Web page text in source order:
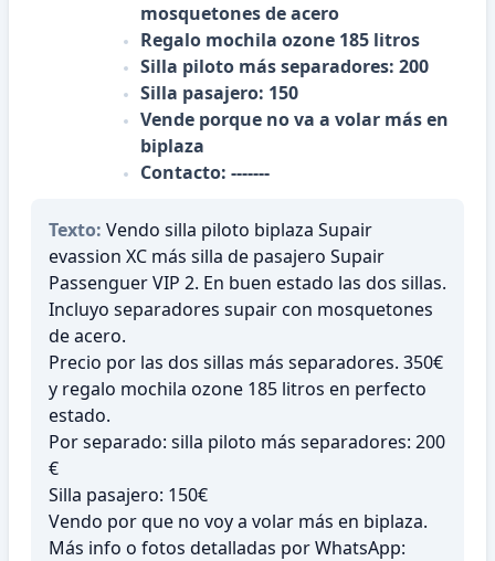
mosquetones de acero
Regalo mochila ozone 185 litros
Silla piloto más separadores: 200
Silla pasajero: 150
Vende porque no va a volar más en
biplaza
Contacto: -------
Texto: Vendo silla piloto biplaza Supair
evassion XC más silla de pasajero Supair
Passenguer VIP 2. En buen estado las dos sillas.
Incluyo separadores supair con mosquetones
de acero.
Precio por las dos sillas más separadores. 350€
y regalo mochila ozone 185 litros en perfecto
estado.
Por separado: silla piloto más separadores: 200
€
Silla pasajero: 150€
Vendo por que no voy a volar más en biplaza.
Más info o fotos detalladas por WhatsApp: